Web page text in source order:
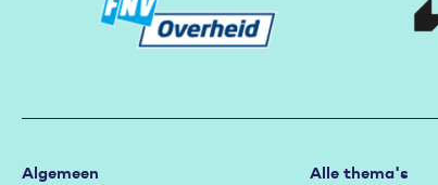
Algemeen Alle thema's